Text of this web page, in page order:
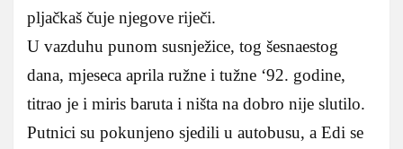
pljačkaš čuje njegove riječi.
U vazduhu punom susnježice, tog šesnaestog
dana, mjeseca aprila ružne i tužne ‘92. godine,
titrao je i miris baruta i ništa na dobro nije slutilo.
Putnici su pokunjeno sjedili u autobusu, a Edi se